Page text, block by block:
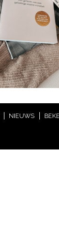
NIEUWS